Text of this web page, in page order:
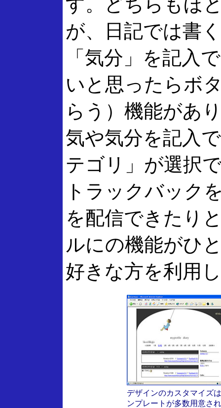
が、日記では書
「気分」を記入
いと思ったらボ
らう）機能があ
気や気分を記入
テゴリ」が選択
トラックバック
を配信できたり
ルにの機能がひ
好きな方を利用
デザインのカスタマイズ
ンプレートが多数用意さ